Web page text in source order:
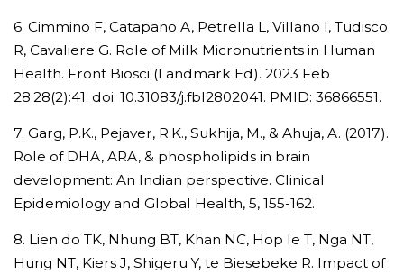
6. Cimmino F, Catapano A, Petrella L, Villano I, Tudisco
R, Cavaliere G. Role of Milk Micronutrients in Human
Health. Front Biosci (Landmark Ed). 2023 Feb
28;28(2):41. doi: 10.31083/j.fbl2802041. PMID: 36866551.
7. Garg, P.K., Pejaver, R.K., Sukhija, M., & Ahuja, A. (2017).
Role of DHA, ARA, & phospholipids in brain
development: An Indian perspective. Clinical
Epidemiology and Global Health, 5, 155-162.
8. Lien do TK, Nhung BT, Khan NC, Hop le T, Nga NT,
Hung NT, Kiers J, Shigeru Y, te Biesebeke R. Impact of